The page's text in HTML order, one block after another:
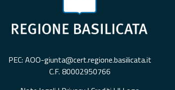
PEC: AOO-giunta@cert.regione.basilicata.it
C.F. 80002950766